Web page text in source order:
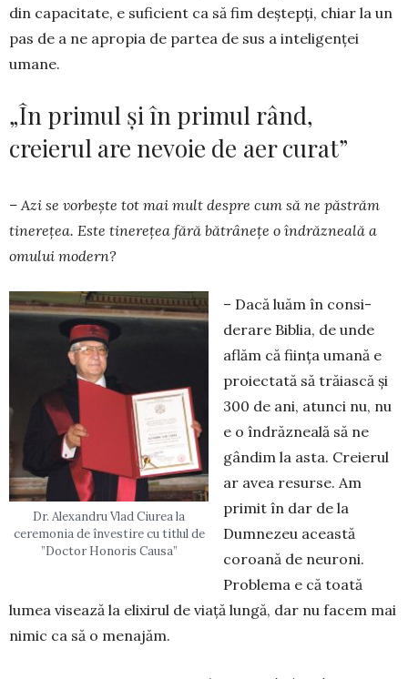
din capa­citate, e suficient ca să fim deștepți, chiar la un
pas de a ne apropia de partea de sus a inteligenței
uma­ne.
„În primul și în primul rând,
creierul are nevoie de aer curat”
– Azi se vorbește tot mai mult despre cum să ne păs­trăm
tinerețea. Este tinerețea fără bătrânețe o îndrăzneală a
omului modern?
Dr. Alexandru Vlad Ciurea la
ceremonia de învestire cu titlul de
”Doctor Honoris Causa”
– Dacă luăm în consi­
derare Biblia, de un­de
aflăm că ființa umană e
proiectată să trăiască și
300 de ani, atunci nu, nu
e o îndrăzneală să ne
gândim la asta. Cre­ierul
ar avea resurse. Am
primit în dar de la
Dumnezeu aceas­tă
coroană de neu­roni.
Problema e că toată
lumea visează la elixirul de viață lungă, dar nu facem mai
nimic ca să o menajăm.